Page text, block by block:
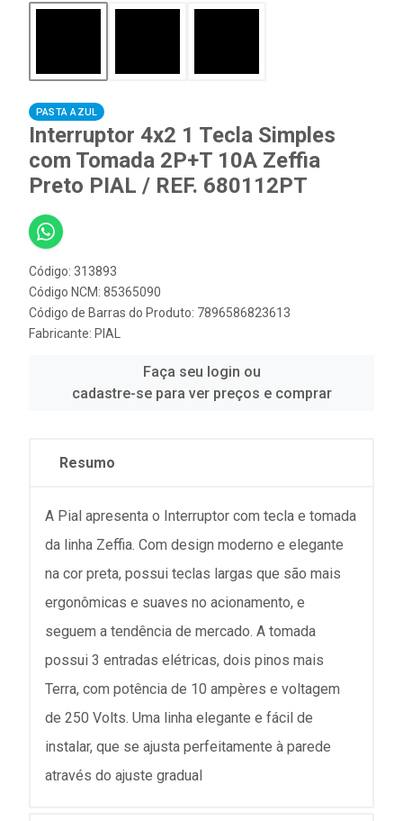
PASTA AZUL
Interruptor 4x2 1 Tecla Simples
com Tomada 2P+T 10A Zeffia
Preto PIAL / REF. 680112PT
Código: 313893
Código NCM: 85365090
Código de Barras do Produto: 7896586823613
Fabricante: PIAL
Faça seu login ou
cadastre-se para ver preços e comprar
Resumo
A Pial apresenta o Interruptor com tecla e tomada
da linha Zeffia. Com design moderno e elegante
na cor preta, possui teclas largas que são mais
ergonômicas e suaves no acionamento, e
seguem a tendência de mercado. A tomada
possui 3 entradas elétricas, dois pinos mais
Terra, com potência de 10 ampères e voltagem
de 250 Volts. Uma linha elegante e fácil de
instalar, que se ajusta perfeitamente à parede
através do ajuste gradual